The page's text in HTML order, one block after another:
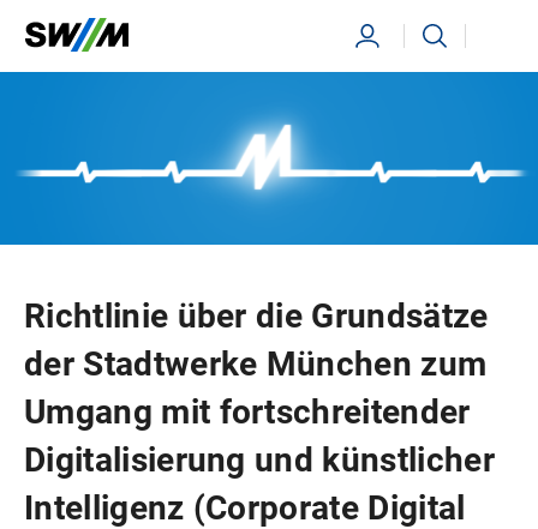
Ihr Suchbegriff Suchen
Richtlinie über die Grundsätze
der Stadtwerke München zum
Umgang mit fortschreitender
Digitalisierung und künstlicher
Intelligenz (Corporate Digital